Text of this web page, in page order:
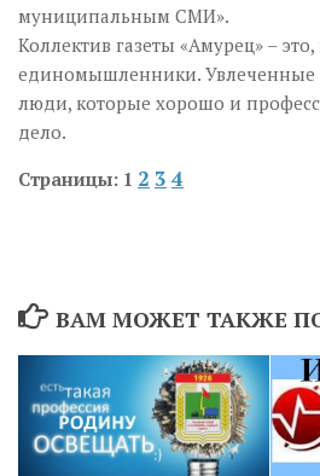
муниципальным СМИ».
Коллектив газеты «Амурец» –
единомышленники. Увлеченные
люди, которые хорошо и
дело.
Страницы: 1 2 3 4
ВАМ МОЖЕТ ТАКЖЕ